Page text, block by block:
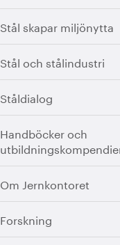
Stål skapar miljönytta
Stål och stålindustri
Ståldialog
Handböcker och
Om Jernkontoret
Forskning